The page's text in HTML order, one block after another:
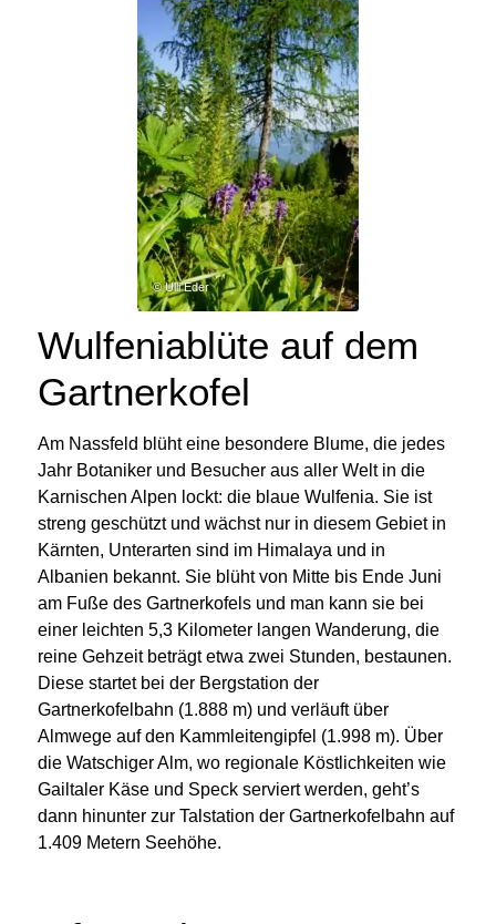
© Ulli Eder
Wulfeniablüte auf dem
Gartnerkofel
Am Nassfeld blüht eine besondere Blume, die jedes
Jahr Botaniker und Besucher aus aller Welt in die
Karnischen Alpen lockt: die blaue Wulfenia. Sie ist
streng geschützt und wächst nur in diesem Gebiet in
Kärnten, Unterarten sind im Himalaya und in
Albanien bekannt. Sie blüht von Mitte bis Ende Juni
am Fuße des Gartnerkofels und man kann sie bei
einer leichten 5,3 Kilometer langen Wanderung, die
reine Gehzeit beträgt etwa zwei Stunden, bestaunen.
Diese startet bei der Bergstation der
Gartnerkofelbahn (1.888 m) und verläuft über
Almwege auf den Kammleitengipfel (1.998 m). Über
die Watschiger Alm, wo regionale Köstlichkeiten wie
Gailtaler Käse und Speck serviert werden, geht’s
dann hinunter zur Talstation der Gartnerkofelbahn auf
1.409 Metern Seehöhe.